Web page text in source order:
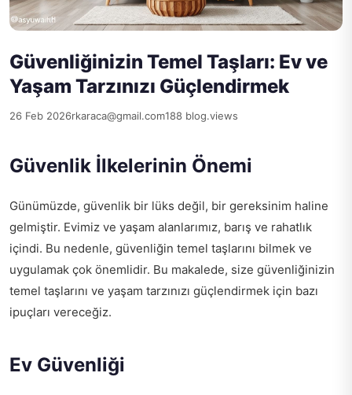
Güvenliğinizin Temel Taşları: Ev ve
Yaşam Tarzınızı Güçlendirmek
26 Feb 2026rkaraca@gmail.com188 blog.views
Güvenlik İlkelerinin Önemi
Günümüzde, güvenlik bir lüks değil, bir gereksinim haline
gelmiştir. Evimiz ve yaşam alanlarımız, barış ve rahatlık
içindi. Bu nedenle, güvenliğin temel taşlarını bilmek ve
uygulamak çok önemlidir. Bu makalede, size güvenliğinizin
temel taşlarını ve yaşam tarzınızı güçlendirmek için bazı
ipuçları vereceğiz.
Ev Güvenliği